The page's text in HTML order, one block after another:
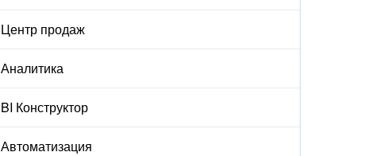
Центр продаж
Аналитика
BI Конструктор
Автоматизация